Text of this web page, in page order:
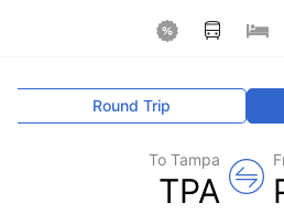
Round Trip
To Tampa
TPA